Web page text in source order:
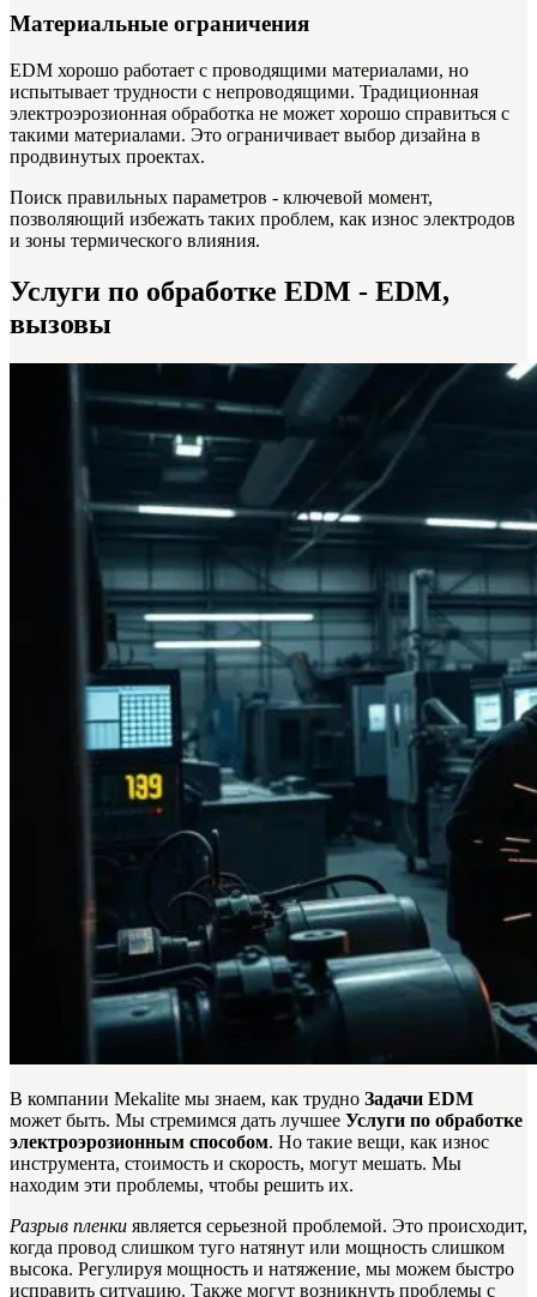
Материальные ограничения
EDM хорошо работает с проводящими материалами, но
испытывает трудности с непроводящими. Традиционная
электроэрозионная обработка не может хорошо справиться с
такими материалами. Это ограничивает выбор дизайна в
продвинутых проектах.
Поиск правильных параметров - ключевой момент,
позволяющий избежать таких проблем, как износ электродов
и зоны термического влияния.
Услуги по обработке EDM - EDM,
вызовы
В компании Mekalite мы знаем, как трудно Задачи EDM
может быть. Мы стремимся дать лучшее Услуги по обработке
электроэрозионным способом. Но такие вещи, как износ
инструмента, стоимость и скорость, могут мешать. Мы
находим эти проблемы, чтобы решить их.
Разрыв пленки является серьезной проблемой. Это происходит,
когда провод слишком туго натянут или мощность слишком
высока. Регулируя мощность и натяжение, мы можем быстро
исправить ситуацию. Также могут возникнуть проблемы с